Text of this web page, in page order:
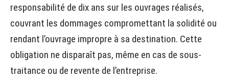
responsabilité de dix ans sur les ouvrages réalisés,
couvrant les dommages compromettant la solidité ou
rendant l’ouvrage impropre à sa destination. Cette
obligation ne disparaît pas, même en cas de sous-
traitance ou de revente de l’entreprise.